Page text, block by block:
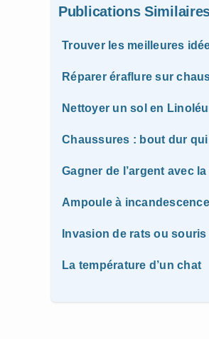
Publications
Trouver les meilleures
Réparer éraflure sur
Nettoyer un sol en
Chaussures : bout dur
Gagner de l’argent avec
Ampoule à
Invasion de rats ou
La température d’un chat